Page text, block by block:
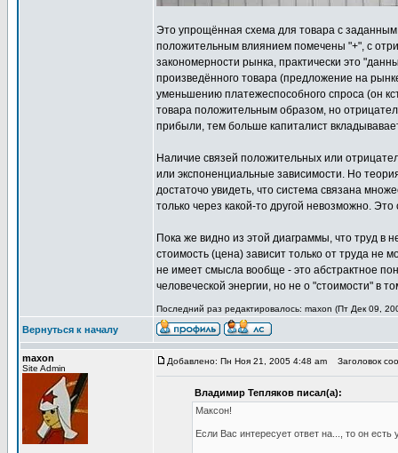
Это упрощённая схема для товара с заданным
положительным влиянием помечены "+", с
закономерности рынка, практически это
произведённого товара (предложение на
уменьшению платежеспособного спроса (он
товара положительным образом, но
прибыли, тем больше капиталист
Наличие связей положительных или
или экспоненциальные зависимости. Но
достаточо увидеть, что система связана
только через какой-то другой невозможно.
Пока же видно из этой диаграммы, что труд в
стоимость (цена) зависит только от труда не
не имеет смысла вообще - это абстрактное
человеческой энергии, но не о "стоимости" в
Последний раз редактировалось: maxon (Пт Дек 09,
Вернуться к началу
maxon
Site Admin
Добавлено: Пн Ноя 21, 2005 4:48 am Заголовок
Владимир Тепляков писал(а):
Максон!
Если Вас интересует ответ на..., то он есть